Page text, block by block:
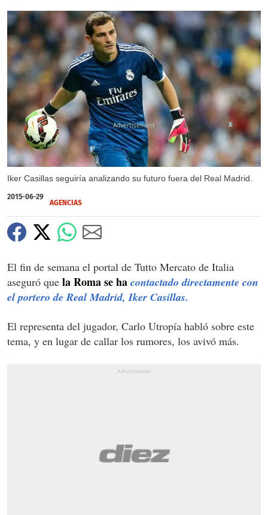
Iker Casillas seguiría analizando su futuro fuera del Real Madrid.
X
2015-06-29
AGENCIAS
El fin de semana el portal de Tutto Mercato de Italia
aseguró que la Roma se ha contactado directamente con
el portero de Real Madrid, Iker Casillas.
El representa del jugador, Carlo Utropía habló sobre este
tema, y en lugar de callar los rumores, los avivó más.